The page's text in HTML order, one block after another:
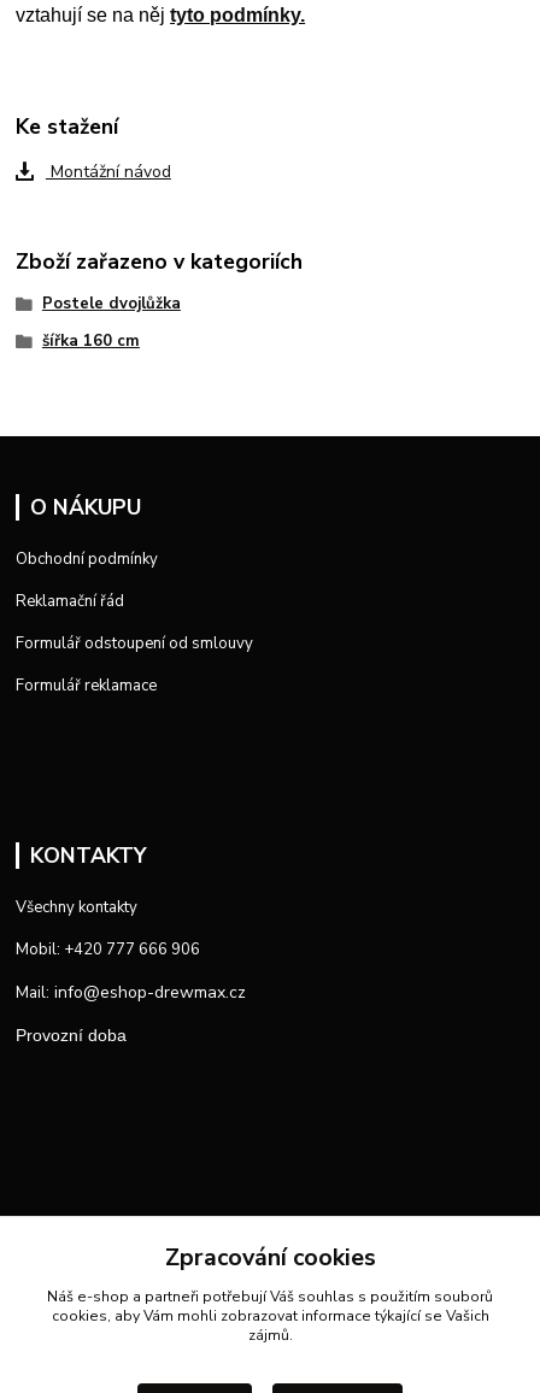
vztahují se na nějtyto podmínky.
Ke stažení
Montážní návod
Zboží zařazeno v kategoriích
Postele dvojlůžka
šířka 160 cm
O NÁKUPU
Obchodní podmínky
Reklamační řád
Formulář odstoupení od smlouvy
Formulář reklamace
KONTAKTY
Všechny kontakty
Mobil: +420 777 666 906
Mail: info@eshop-drewmax.cz
Provozní doba
Zpracování cookies
Náš e-shop a partneři potřebují Váš souhlas s použitím souborů
cookies, aby Vám mohli zobrazovat informace týkající se Vašich
zájmů.